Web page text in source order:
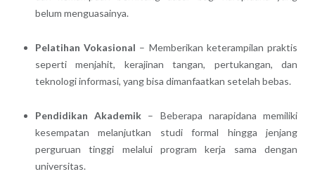
belum menguasainya.
Pelatihan Vokasional – Memberikan keterampilan praktis
seperti menjahit, kerajinan tangan, pertukangan, dan
teknologi informasi, yang bisa dimanfaatkan setelah bebas.
Pendidikan Akademik – Beberapa narapidana memiliki
kesempatan melanjutkan studi formal hingga jenjang
perguruan tinggi melalui program kerja sama dengan
universitas.